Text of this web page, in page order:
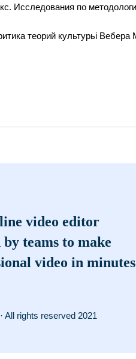
Исследования по
теорий культурьі
video editor
teams to make
video in minutes
All rights reserved 2021